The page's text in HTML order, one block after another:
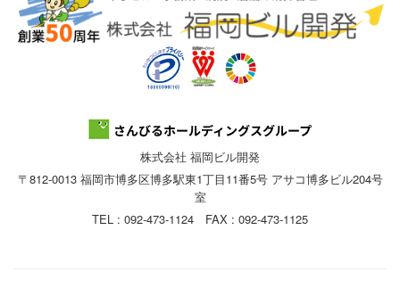
株式会社 福岡ビル開発
〒812-0013 福岡市博多区博多駅東1丁目11番5号 アサコ博多ビル204号
室
TEL : 092-473-1124 FAX : 092-473-1125